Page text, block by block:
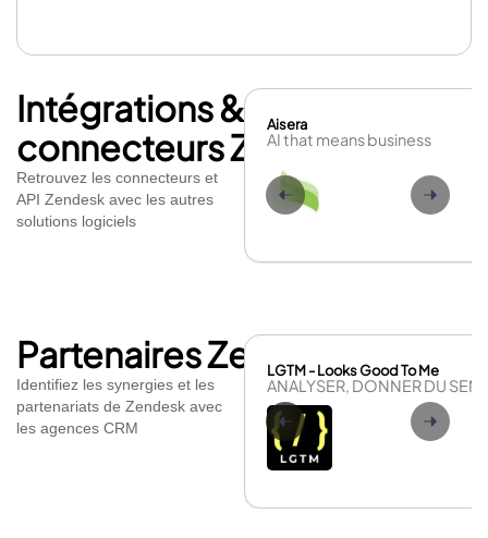
entre eux.
vente intégré à Support afin que les sales et les agents
bénéficient d’un contexte intégral du compte client.
Intégrations &
connecteurs Zendesk
Retrouvez les connecteurs et
API Zendesk avec les autres
solutions logiciels
Aisera
AI that means business
Partenaires Zendesk
Identifiez les synergies et les
partenariats de Zendesk avec
les agences CRM
LGTM - Looks Good To Me
ANALYSER, DONNER DU